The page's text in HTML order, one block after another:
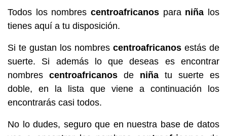
Todos los nombres centroafricanos para niña los
tienes aquí a tu disposición.
Si te gustan los nombres centroafricanos estás de
suerte. Si además lo que deseas es encontrar
nombres centroafricanos de niña tu suerte es
doble, en la lista que viene a continuación los
encontrarás casi todos.
No lo dudes, seguro que en nuestra base de datos